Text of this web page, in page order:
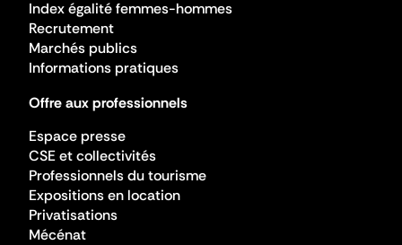
Index égalité femmes-hommes
Recrutement
Marchés publics
Informations pratiques
Offre aux professionnels
Espace presse
CSE et collectivités
Professionnels du tourisme
Expositions en location
Privatisations
Mécénat